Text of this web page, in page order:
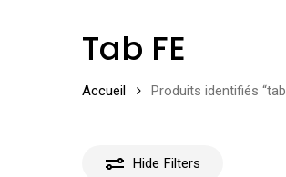
Tab FE
Accueil Produits identifiés “tab
Hide Filters